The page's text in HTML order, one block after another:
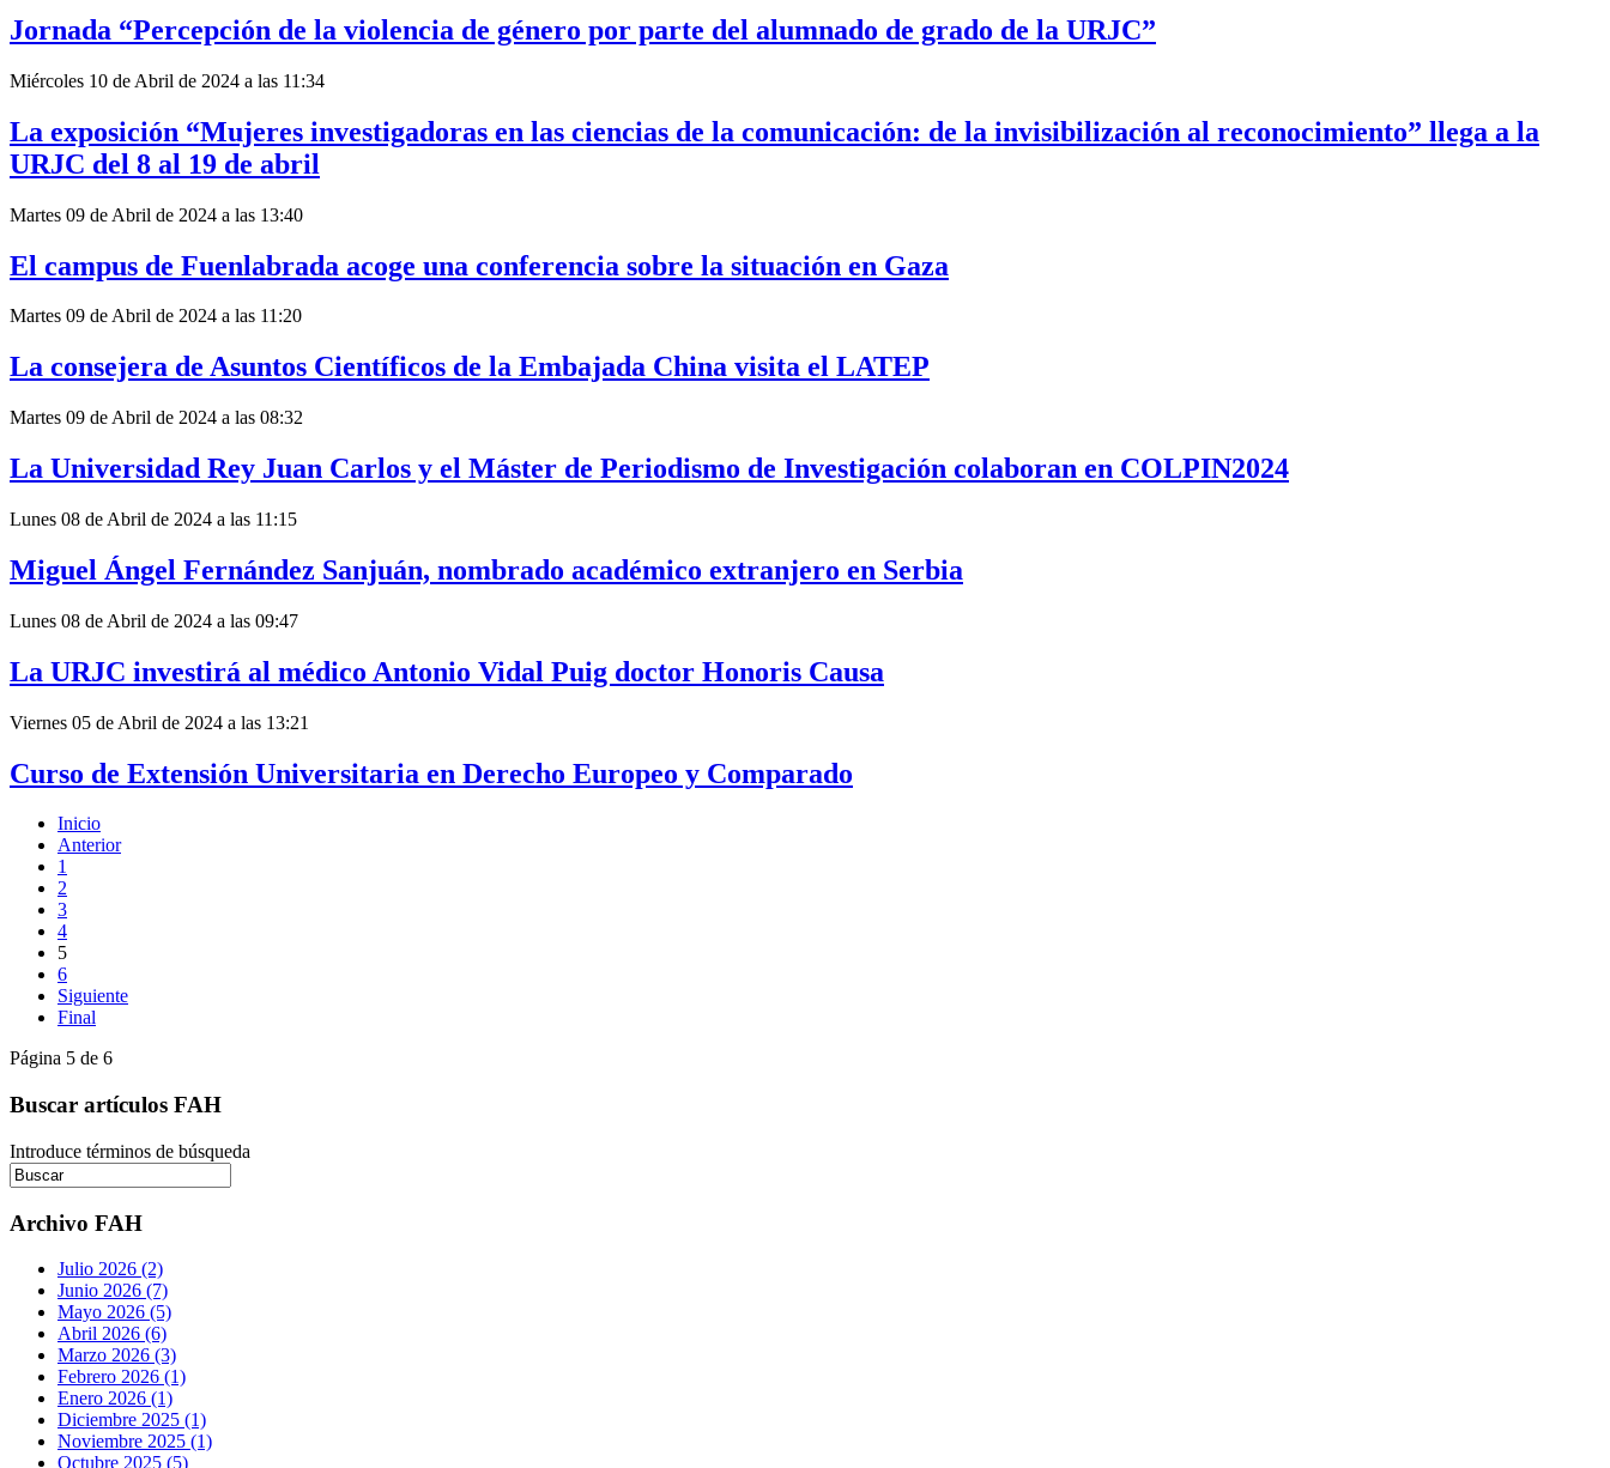
Jornada “Percepción de la violencia de género por parte del alumnado de grado de la URJC”
Miércoles 10 de Abril de 2024 a las 11:34
La exposición “Mujeres investigadoras en las ciencias de la comunicación: de la invisibilización al reconocimiento” llega a la
URJC del 8 al 19 de abril
Martes 09 de Abril de 2024 a las 13:40
El campus de Fuenlabrada acoge una conferencia sobre la situación en Gaza
Martes 09 de Abril de 2024 a las 11:20
La consejera de Asuntos Científicos de la Embajada China visita el LATEP
Martes 09 de Abril de 2024 a las 08:32
La Universidad Rey Juan Carlos y el Máster de Periodismo de Investigación colaboran en COLPIN2024
Lunes 08 de Abril de 2024 a las 11:15
Miguel Ángel Fernández Sanjuán, nombrado académico extranjero en Serbia
Lunes 08 de Abril de 2024 a las 09:47
La URJC investirá al médico Antonio Vidal Puig doctor Honoris Causa
Viernes 05 de Abril de 2024 a las 13:21
Curso de Extensión Universitaria en Derecho Europeo y Comparado
Inicio
Anterior
1
2
3
4
5
6
Siguiente
Final
Página 5 de 6
Buscar artículos FAH
Introduce términos de búsqueda
Archivo FAH
Julio 2026 (2)
Junio 2026 (7)
Mayo 2026 (5)
Abril 2026 (6)
Marzo 2026 (3)
Febrero 2026 (1)
Enero 2026 (1)
Diciembre 2025 (1)
Noviembre 2025 (1)
Octubre 2025 (5)